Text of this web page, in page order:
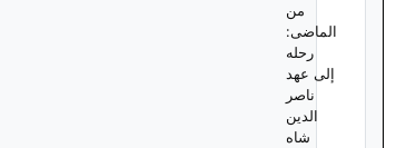
من
الماضی:
رحله
إلى عهد
ناصر
الدین
شاه